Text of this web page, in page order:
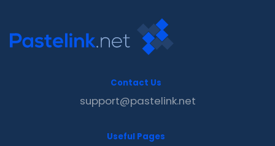
Contact Us
support@pastelink.net
Useful Pages